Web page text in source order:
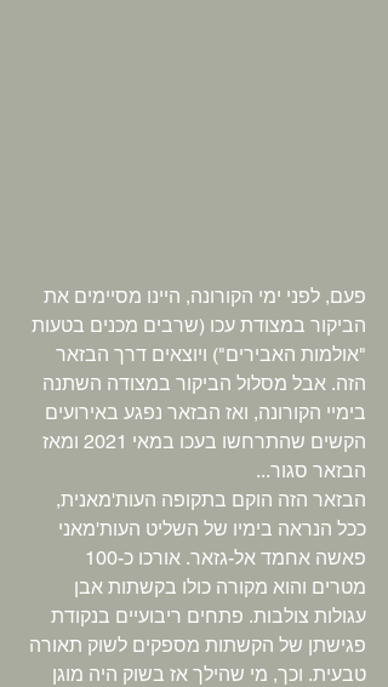
פעם, לפני ימי הקורונה, היינו מסיימים את
הביקור במצודת עכו (שרבים מכנים בטעות
"אולמות האבירים") ויוצאים דרך הבזאר
הזה. אבל מסלול הביקור במצודה השתנה
בימיי הקורונה, ואז הבזאר נפגע באירועים
הקשים שהתרחשו בעכו במאי 2021 ומאז
הבזאר סגור...
הבזאר הזה הוקם בתקופה העות'מאנית,
ככל הנראה בימיו של השליט העות'מאני
מטרים והוא מקורה כולו בקשתות אבן
עגולות צולבות. פתחים ריבועיים בנקודת
פגישתן של הקשתות מספקים לשוק תאורה
טבעית. וכך, מי שהילך אז בשוק היה מוגן